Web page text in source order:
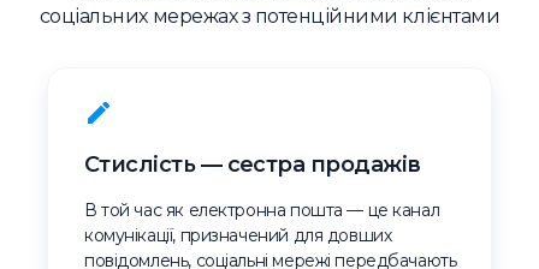
соціальних мережах з потенційними клієнтами
Стислість — сестра продажів
В той час як електронна пошта — це канал
комунікації, призначений для довших
повідомлень, соціальні мережі передбачають